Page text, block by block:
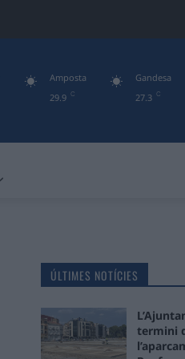
29.9 C
Amposta
27.3 C
Gandesa
ÚLTIMES NOTÍCIES
termini